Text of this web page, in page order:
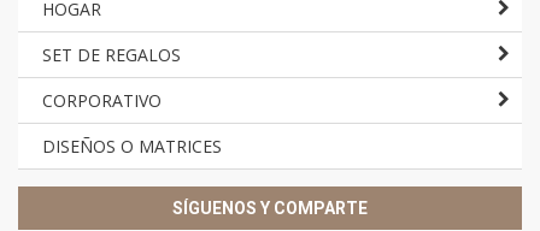
HOGAR
SET DE REGALOS
CORPORATIVO
DISEÑOS O MATRICES
SÍGUENOS Y COMPARTE